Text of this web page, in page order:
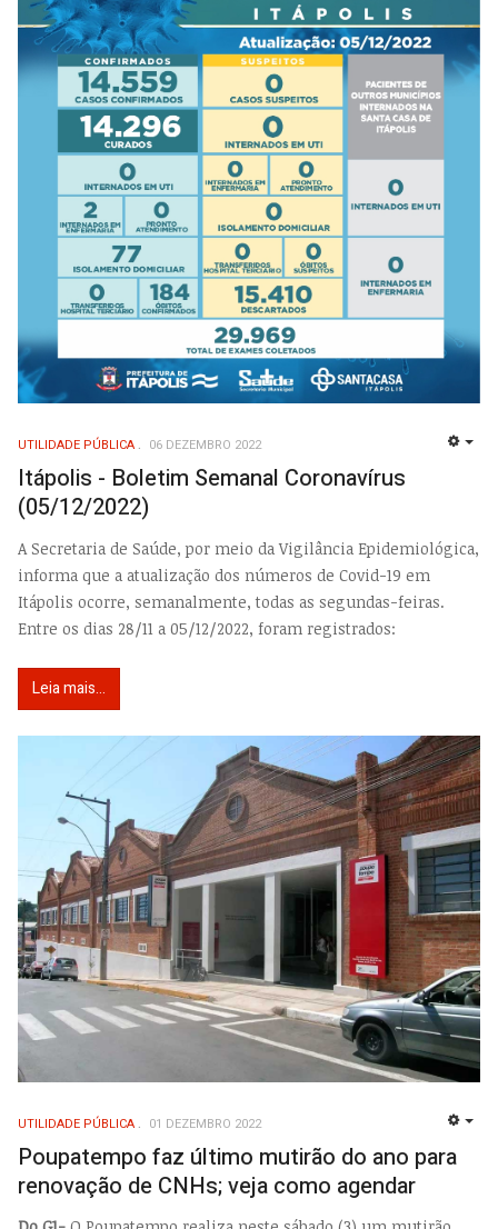
UTILIDADE PÚBLICA 06 DEZEMBRO 2022
Itápolis - Boletim Semanal Coronavírus
(05/12/2022)
A Secretaria de Saúde, por meio da Vigilância Epidemiológica,
informa que a atualização dos números de Covid-19 em
Itápolis ocorre, semanalmente, todas as segundas-feiras.
Entre os dias 28/11 a 05/12/2022, foram registrados:
Leia mais...
UTILIDADE PÚBLICA 01 DEZEMBRO 2022
Poupatempo faz último mutirão do ano para
renovação de CNHs; veja como agendar